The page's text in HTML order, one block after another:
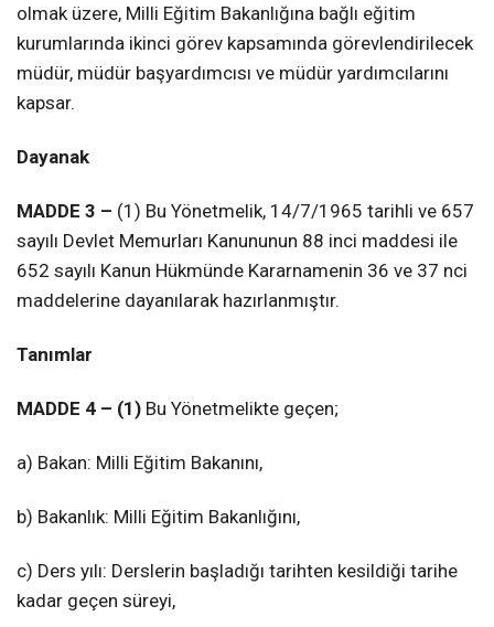
olmak üzere, Milli Eğitim Bakanlığına bağlı eğitim
kurumlarında ikinci görev kapsamında görevlendirilecek
müdür, müdür başyardımcısı ve müdür yardımcılarını
kapsar.
Dayanak
MADDE 3 – (1) Bu Yönetmelik, 14/7/1965 tarihli ve 657
sayılı Devlet Memurları Kanununun 88 inci maddesi ile
652 sayılı Kanun Hükmünde Kararnamenin 36 ve 37 nci
maddelerine dayanılarak hazırlanmıştır.
Tanımlar
MADDE 4 – (1) Bu Yönetmelikte geçen;
a) Bakan: Milli Eğitim Bakanını,
b) Bakanlık: Milli Eğitim Bakanlığını,
c) Ders yılı: Derslerin başladığı tarihten kesildiği tarihe
kadar geçen süreyi,